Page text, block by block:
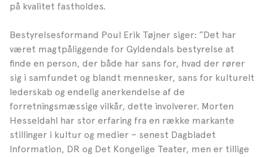
på kvalitet fastholdes.
Bestyrelsesformand Poul Erik Tøjner siger: ”Det har
været magtpåliggende for Gyldendals bestyrelse at
finde en person, der både har sans for, hvad der rører
sig i samfundet og blandt mennesker, sans for kulturelt
lederskab og endelig anerkendelse af de
forretningsmæssige vilkår, dette involverer. Morten
Hesseldahl har stor erfaring fra en række markante
stillinger i kultur og medier – senest Dagbladet
Information, DR og Det Kongelige Teater, men er tillige